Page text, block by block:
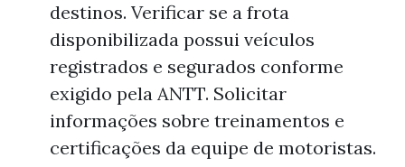
destinos. Verificar se a frota
disponibilizada possui veículos
registrados e segurados conforme
exigido pela ANTT. Solicitar
informações sobre treinamentos e
certificações da equipe de motoristas.